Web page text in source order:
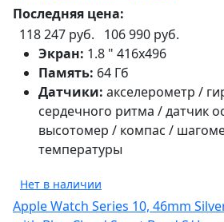
Последняя цена:
118 247 руб.
106 990 руб.
Экран: 1.8 " 416х496
Память: 64 Гб
Датчики: акселерометр /
сердечного ритма / датчик
высотомер / компас /
температуры
Нет в наличии
Apple Watch Series 10, 46mm